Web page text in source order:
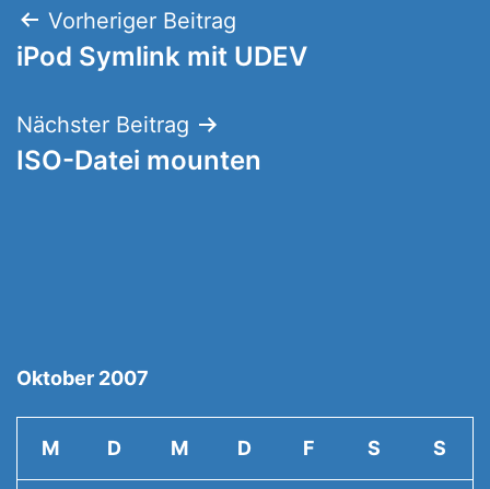
Beitragsnavigation
Vorheriger Beitrag
iPod Symlink mit UDEV
Nächster Beitrag
ISO-Datei mounten
Oktober 2007
M D M D F S S